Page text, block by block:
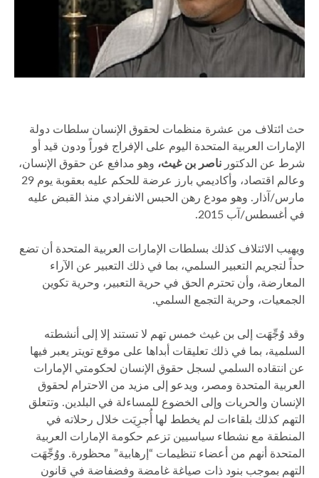
حث ائتلاف من عشرة منظمات لحقوق الإنسان سلطات دولة
الإمارات العربية المتحدة اليوم على الإفراج فوراً ودون قيد أو
شرط عن الدكتور ناصر بن غيث، وهو مدافع عن حقوق الإنسان،
وعالم اقتصاد، وأكاديمي بارز عرضة للحكم عليه بعقوبة يوم 29
مارس/آذار. وهو مودع رهن الحبس الانفرادي منذ القبض عليه
في أغسطس/آب 2015.
ويهيب الائتلاف كذلك بسلطات الإمارات العربية المتحدة أن تضع
حداً لتجريم التعبير السلمي، بما في ذلك التعبير عن الآراء
المعارضة، وأن تحترم الحق في حرية التعبير، وحرية تكوين
الجمعيات، وحرية التجمع السلمي.
وقد وُجِّهَت إلى بن غيث خمس تهم لا تستند إلا إلى أنشطته
السلمية، بما في ذلك تعليقات أبداها على موقع تويتر يعبر فيها
عن انتقاده السلمي لسجل حقوق الإنسان لحكومتي الإمارات
العربية المتحدة ومصر، ويدعو إلى مزيد من الاحترام لحقوق
الإنسان والحريات وإلى الخضوع للمساءلة في البلدين. وتتعلق
التهم كذلك بلقاءات لم يخطط لها أُجرِيَت خلال رحلاته في
المنطقة مع نشطاء سياسيين تزعم حكومة الإمارات العربية
المتحدة أنهم من أعضاء تنظيمات “إرهابية” محظورة. ووُجِّهَت
التهم بموجب بنود ذات صياغة غامضة وفضفاضة في قانون